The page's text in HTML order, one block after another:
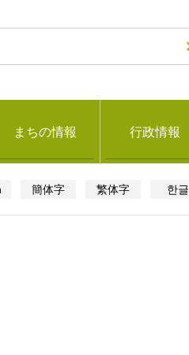
まちの情報 行政情報
簡体字 繁体字 한글